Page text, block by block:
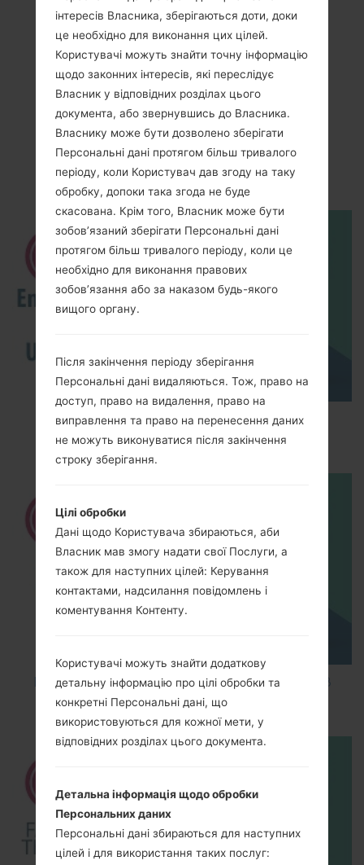
Відео LG855(LG855)
akaLG Marquee
How to Enable Developer Options & USB
Debugging on LG ?
How to Factory Reset through code on LG K8
M200E?
інтересів Власника, зберігаються доти, доки
це необхідно для виконання цих цілей.
Користувачі можуть знайти точну інформацію
щодо законних інтересів, які переслідує
Власник у відповідних розділах цього
документа, або звернувшись до Власника.
Власнику може бути дозволено зберігати
Персональні дані протягом більш тривалого
періоду, коли Користувач дав згоду на таку
обробку, допоки така згода не буде
скасована. Крім того, Власник може бути
зобов’язаний зберігати Персональні дані
протягом більш тривалого періоду, коли це
необхідно для виконання правових
зобов’язання або за наказом будь-якого
вищого органу.
Після закінчення періоду зберігання
Персональні дані видаляються. Тож, право на
доступ, право на видалення, право на
виправлення та право на перенесення даних
не можуть виконуватися після закінчення
строку зберігання.
Цілі обробки
Дані щодо Користувача збираються, аби
Власник мав змогу надати свої Послуги, а
також для наступних цілей: Керування
контактами, надсилання повідомлень і
коментування Контенту.
Користувачі можуть знайти додаткову
детальну інформацію про цілі обробки та
конкретні Персональні дані, що
використовуються для кожної мети, у
відповідних розділах цього документа.
Детальна інформація щодо обробки
Персональних даних
Персональні дані збираються для наступних
цілей і для використання таких послуг: